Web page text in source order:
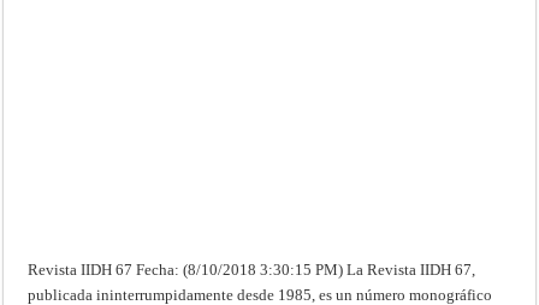
Revista IIDH 67 Fecha: (8/10/2018 3:30:15 PM) La Revista IIDH 67,
publicada ininterrumpidamente desde 1985, es un número monográfico